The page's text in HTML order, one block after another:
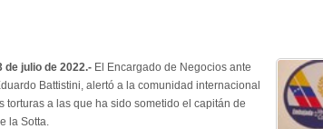
de julio de 2022.- El Encargado de Negocios ante
Battistini, alertó a la comunidad internacional
torturas a las que ha sido sometido el capitán de
la Sotta.